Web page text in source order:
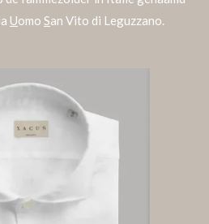
Uomo San Vito di Leguzzano.